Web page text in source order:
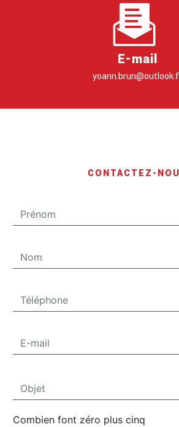
E-mail
CONTACTEZ-
Combien font zéro plus cinq